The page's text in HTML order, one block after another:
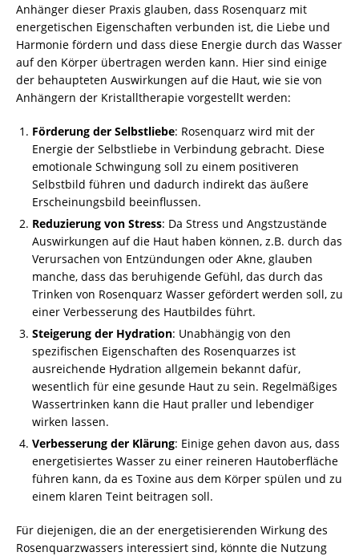
Anhänger dieser Praxis glauben, dass Rosenquarz mit
energetischen Eigenschaften verbunden ist, die Liebe und
Harmonie fördern und dass diese Energie durch das Wasser
auf den Körper übertragen werden kann. Hier sind einige
der behaupteten Auswirkungen auf die Haut, wie sie von
Anhängern der Kristalltherapie vorgestellt werden:
Förderung der Selbstliebe: Rosenquarz wird mit der
Energie der Selbstliebe in Verbindung gebracht. Diese
emotionale Schwingung soll zu einem positiveren
Selbstbild führen und dadurch indirekt das äußere
Erscheinungsbild beeinflussen.
Reduzierung von Stress: Da Stress und Angstzustände
Auswirkungen auf die Haut haben können, z.B. durch das
Verursachen von Entzündungen oder Akne, glauben
manche, dass das beruhigende Gefühl, das durch das
Trinken von Rosenquarz Wasser gefördert werden soll, zu
einer Verbesserung des Hautbildes führt.
Steigerung der Hydration: Unabhängig von den
spezifischen Eigenschaften des Rosenquarzes ist
ausreichende Hydration allgemein bekannt dafür,
wesentlich für eine gesunde Haut zu sein. Regelmäßiges
Wassertrinken kann die Haut praller und lebendiger
wirken lassen.
Verbesserung der Klärung: Einige gehen davon aus, dass
energetisiertes Wasser zu einer reineren Hautoberfläche
führen kann, da es Toxine aus dem Körper spülen und zu
einem klaren Teint beitragen soll.
Für diejenigen, die an der energetisierenden Wirkung des
Rosenquarzwassers interessiert sind, könnte die Nutzung